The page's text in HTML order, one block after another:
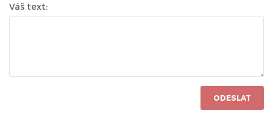
Váš text:
ODESLAT